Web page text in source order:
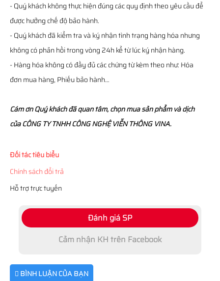
- Quý khách không thực hiện đúng các quy định theo yêu cầu để
được hưởng chế độ bảo hành.
- Quý khách đã kiểm tra và ký nhận tình trạng hàng hóa nhưng
không có phản hồi trong vòng 24h kể từ lúc ký nhận hàng.
- Hàng hóa không có đầy đủ các chứng từ kèm theo như: Hóa
đơn mua hàng, Phiếu bảo hành…
Cám ơn Quý khách đã quan tâm, chọn mua sản phẩm và dịch
của CÔNG TY TNHH CÔNG NGHỆ VIỄN THÔNG VINA.
Đối tác tiêu biểu
Chính sách đổi trả
Hỗ trợ trực tuyến
Đánh giá SP
Cảm nhận KH trên Facebook
BÌNH LUẬN CỦA BẠN